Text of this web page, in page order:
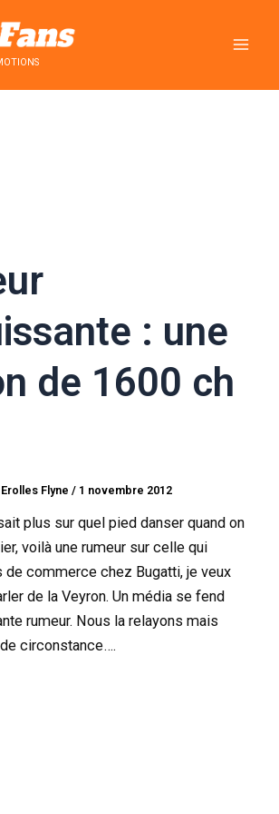
: une
de 1600 ch
Erolles Flyne/ 1 novembre 2012
plus sur quel pied danser quand on
voilà une rumeur sur celle qui
de commerce chez Bugatti, je veux
de la Veyron. Un média se fend
rumeur. Nous la relayons mais
circonstance….